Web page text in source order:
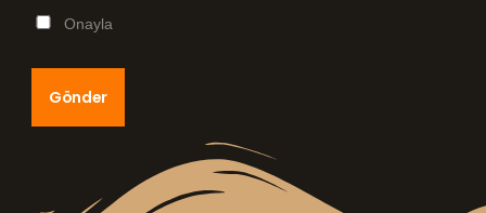
Onayla
Gönder